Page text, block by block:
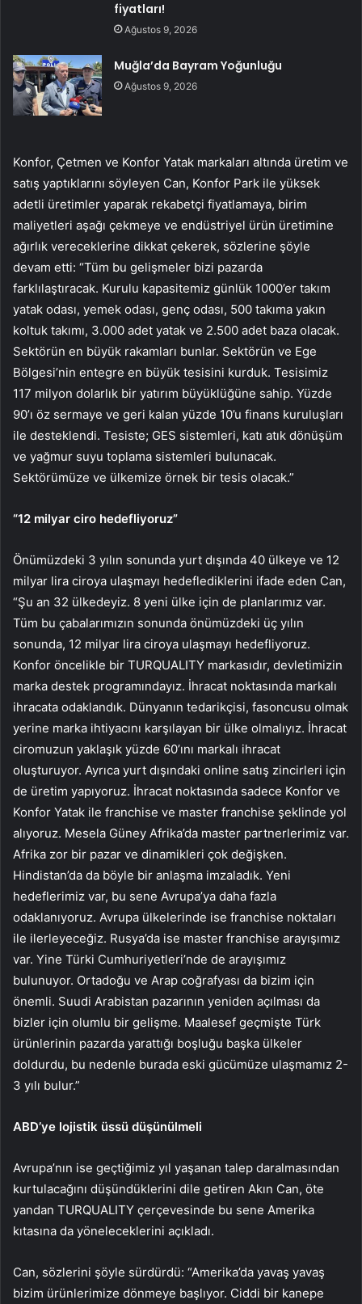
fiyatları!
Ağustos 9, 2026
Muğla’da Bayram Yoğunluğu
Ağustos 9, 2026
Konfor, Çetmen ve Konfor Yatak markaları altında üretim ve
satış yaptıklarını söyleyen Can, Konfor Park ile yüksek
adetli üretimler yaparak rekabetçi fiyatlamaya, birim
maliyetleri aşağı çekmeye ve endüstriyel ürün üretimine
ağırlık vereceklerine dikkat çekerek, sözlerine şöyle
devam etti: “Tüm bu gelişmeler bizi pazarda
farklılaştıracak. Kurulu kapasitemiz günlük 1000’er takım
yatak odası, yemek odası, genç odası, 500 takıma yakın
koltuk takımı, 3.000 adet yatak ve 2.500 adet baza olacak.
Sektörün en büyük rakamları bunlar. Sektörün ve Ege
Bölgesi’nin entegre en büyük tesisini kurduk. Tesisimiz
117 milyon dolarlık bir yatırım büyüklüğüne sahip. Yüzde
90’ı öz sermaye ve geri kalan yüzde 10’u finans kuruluşları
ile desteklendi. Tesiste; GES sistemleri, katı atık dönüşüm
ve yağmur suyu toplama sistemleri bulunacak.
Sektörümüze ve ülkemize örnek bir tesis olacak.”
“12 milyar ciro hedefliyoruz”
Önümüzdeki 3 yılın sonunda yurt dışında 40 ülkeye ve 12
milyar lira ciroya ulaşmayı hedeflediklerini ifade eden Can,
“Şu an 32 ülkedeyiz. 8 yeni ülke için de planlarımız var.
Tüm bu çabalarımızın sonunda önümüzdeki üç yılın
sonunda, 12 milyar lira ciroya ulaşmayı hedefliyoruz.
Konfor öncelikle bir TURQUALITY markasıdır, devletimizin
marka destek programındayız. İhracat noktasında markalı
ihracata odaklandık. Dünyanın tedarikçisi, fasoncusu olmak
yerine marka ihtiyacını karşılayan bir ülke olmalıyız. İhracat
ciromuzun yaklaşık yüzde 60’ını markalı ihracat
oluşturuyor. Ayrıca yurt dışındaki online satış zincirleri için
de üretim yapıyoruz. İhracat noktasında sadece Konfor ve
Konfor Yatak ile franchise ve master franchise şeklinde yol
alıyoruz. Mesela Güney Afrika’da master partnerlerimiz var.
Afrika zor bir pazar ve dinamikleri çok değişken.
Hindistan’da da böyle bir anlaşma imzaladık. Yeni
hedeflerimiz var, bu sene Avrupa’ya daha fazla
odaklanıyoruz. Avrupa ülkelerinde ise franchise noktaları
ile ilerleyeceğiz. Rusya’da ise master franchise arayışımız
var. Yine Türki Cumhuriyetleri’nde de arayışımız
bulunuyor. Ortadoğu ve Arap coğrafyası da bizim için
önemli. Suudi Arabistan pazarının yeniden açılması da
bizler için olumlu bir gelişme. Maalesef geçmişte Türk
ürünlerinin pazarda yarattığı boşluğu başka ülkeler
doldurdu, bu nedenle burada eski gücümüze ulaşmamız 2-
3 yılı bulur.”
ABD’ye lojistik üssü düşünülmeli
Avrupa’nın ise geçtiğimiz yıl yaşanan talep daralmasından
kurtulacağını düşündüklerini dile getiren Akın Can, öte
yandan TURQUALITY çerçevesinde bu sene Amerika
kıtasına da yöneleceklerini açıkladı.
Can, sözlerini şöyle sürdürdü: “Amerika’da yavaş yavaş
bizim ürünlerimize dönmeye başlıyor. Ciddi bir kanepe